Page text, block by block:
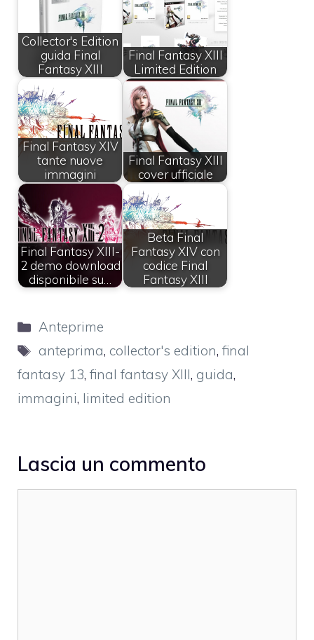
Collector's Edition
guida Final
Fantasy XIII
Final Fantasy XIII
Limited Edition
Final Fantasy XIV
tante nuove
immagini
Final Fantasy XIII
cover ufficiale
Final Fantasy XIII-
2 demo download
disponibile su…
Beta Final
Fantasy XIV con
codice Final
Fantasy XIII
Categorie
Anteprime
Tag
anteprima, collector's edition,final
fantasy 13, final fantasy XIII, guida,
immagini, limited edition
Lascia un commento